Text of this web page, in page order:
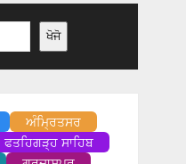
ਖੋਜੋ
ਅੰਮ੍ਰਿਤਸਰ
ਫਤਹਿਗੜ੍ਹ ਸਾਹਿਬ